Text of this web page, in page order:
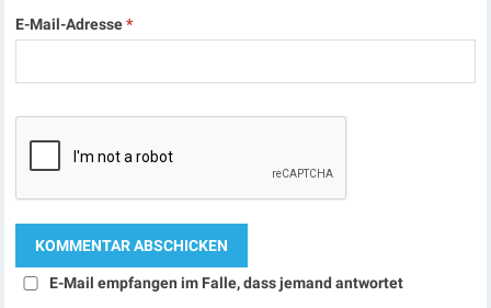
E-Mail-Adresse*
E-Mail empfangen im Falle, dass jemand antwortet